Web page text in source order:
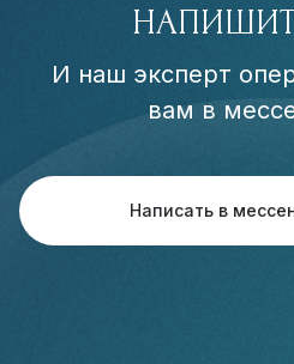
И наш эксперт
вам в
Написать в